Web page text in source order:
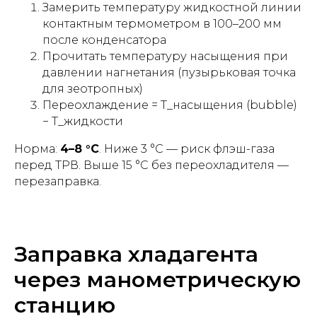
Замерить температуру жидкостной линии
контактным термометром в 100–200 мм
после конденсатора
Прочитать температуру насыщения при
давлении нагнетания (пузырьковая точка
для зеотропных)
Переохлаждение = T_насыщения (bubble)
− T_жидкости
Норма: 4–8 °C. Ниже 3 °C — риск флэш-газа
перед ТРВ. Выше 15 °C без переохладителя —
перезаправка.
Заправка хладагента
через манометрическую
станцию